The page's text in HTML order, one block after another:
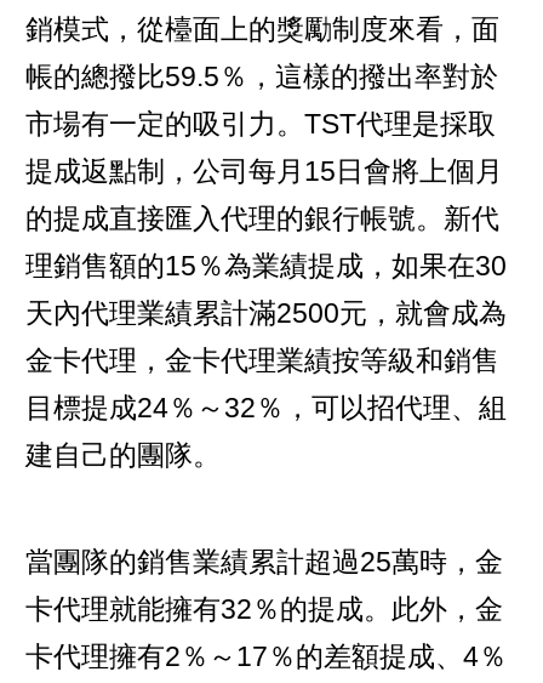
銷模式，從檯面上的獎勵制度來看，面
帳的總撥比59.5％，這樣的撥出率對於
市場有一定的吸引力。TST代理是採取
提成返點制，公司每月15日會將上個月
的提成直接匯入代理的銀行帳號。新代
理銷售額的15％為業績提成，如果在30
天內代理業績累計滿2500元，就會成為
金卡代理，金卡代理業績按等級和銷售
目標提成24％～32％，可以招代理、組
建自己的團隊。
當團隊的銷售業績累計超過25萬時，金
卡代理就能擁有32％的提成。此外，金
卡代理擁有2％～17％的差額提成、4％